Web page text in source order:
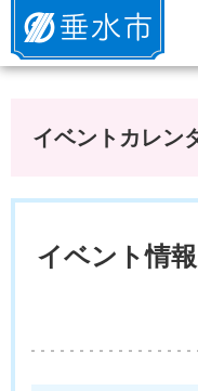
垂水市
イベントカレン
イベント情